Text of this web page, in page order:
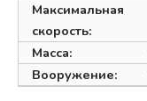
Максимальная
скорость:
Масса:
Вооружение: